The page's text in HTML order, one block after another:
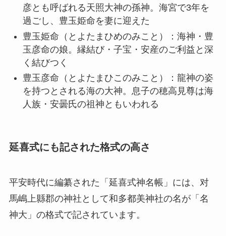
彦とも呼ばれる天照大神の孫神。海宮で3年を
過ごし、豊玉姫命を妻に迎えた
豊玉姫命（とよたまひめのみこと）：海神・豊
玉彦命の娘。縁結び・子宝・安産のご利益と深
く結びつく
豊玉彦命（とよたまひこのみこと）：龍神の姿
を持つとされる海の大神。息子の穂高見尊は海
人族・安曇氏の祖神ともいわれる
延喜式にも記された格式の高さ
平安時代に編纂された「延喜式神名帳」には、对
馬嶋上縣郡の神社として和多都美神社の名が「名
神大」の格式で記されています。